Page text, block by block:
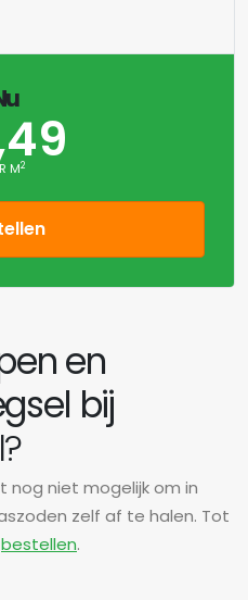
M2
en
bij
nog niet mogelijk om in
zelf af te halen. Tot
bestellen.